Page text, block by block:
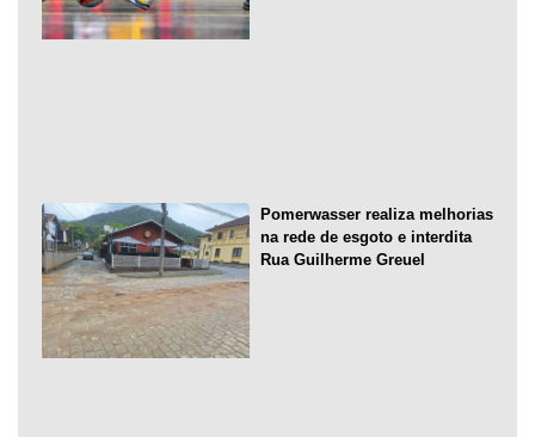
Pomerwasser realiza melhorias
na rede de esgoto e interdita
Rua Guilherme Greuel